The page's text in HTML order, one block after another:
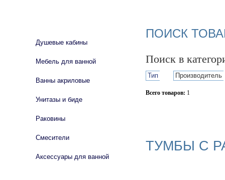
ПОИСК
Поиск в
Тип Производитель
Всего товаров: 1
ТУМБЫ С
Душевые кабины
Мебель для ванной
Ванны акриловые
Унитазы и биде
Раковины
Смесители
Аксессуары для ванной